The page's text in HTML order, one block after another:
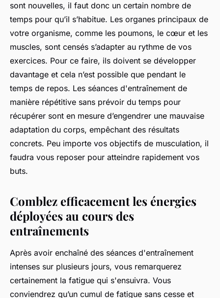
sont nouvelles, il faut donc un certain nombre de
temps pour qu’il s’habitue. Les organes principaux de
votre organisme, comme les poumons, le cœur et les
muscles, sont censés s’adapter au rythme de vos
exercices. Pour ce faire, ils doivent se développer
davantage et cela n’est possible que pendant le
temps de repos. Les séances d'entraînement de
manière répétitive sans prévoir du temps pour
récupérer sont en mesure d’engendrer une mauvaise
adaptation du corps, empêchant des résultats
concrets. Peu importe vos objectifs de musculation, il
faudra vous reposer pour atteindre rapidement vos
buts.
Comblez efficacement les énergies
déployées au cours des
entraînements
Après avoir enchaîné des séances d'entraînement
intenses sur plusieurs jours, vous remarquerez
certainement la fatigue qui s'ensuivra. Vous
conviendrez qu’un cumul de fatigue sans cesse et